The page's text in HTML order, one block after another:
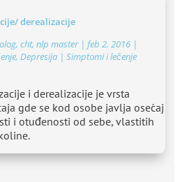
derealizacije
cht, nlp master| feb 2, 2016 |
, Depresija | Simptomi i lečenje
i derealizacije je vrsta
gde se kod osobe javlja osećaj
i otuđenosti od sebe, vlastitih